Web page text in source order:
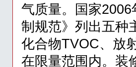
气质量。国家
制规范》列出五种
化合物TVOC、放
在限量范围内。装